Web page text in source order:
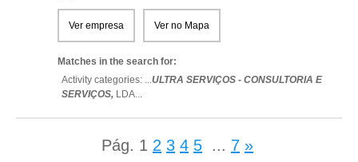
Ver empresa Ver no Mapa
Matches in the search for:
Activity categories: ...ULTRA SERVIÇOS - CONSULTORIA E
SERVIÇOS, LDA...
Pág. 1 2 3 4 5 ... 7 »